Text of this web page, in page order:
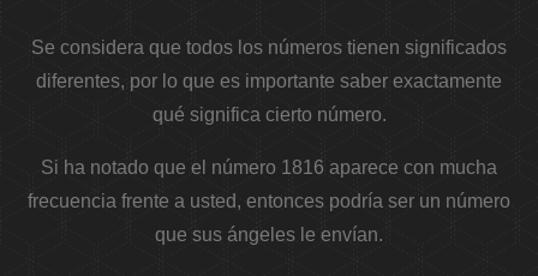
Se considera que todos los números tienen significados
diferentes, por lo que es importante saber exactamente
qué significa cierto número.
Si ha notado que el número 1816 aparece con mucha
frecuencia frente a usted, entonces podría ser un número
que sus ángeles le envían.